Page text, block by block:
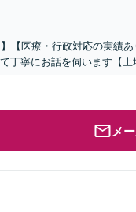
【医療・行政対応の実績
寧にお話を伺います【上
メ